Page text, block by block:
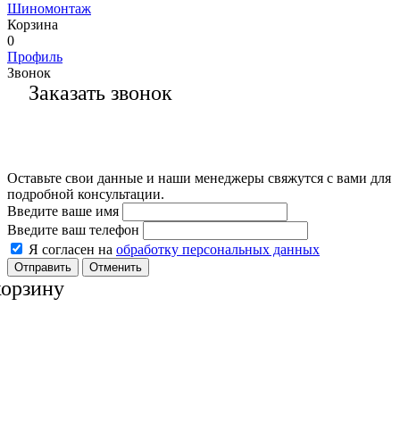
Шиномонтаж
Корзина
0
Профиль
Звонок
Заказать звонок
Оставьте свои данные и наши менеджеры свяжутся с вами для
подробной консультации.
Введите ваше имя
Введите ваш телефон
Я согласен на обработку персональных данных
Отменить